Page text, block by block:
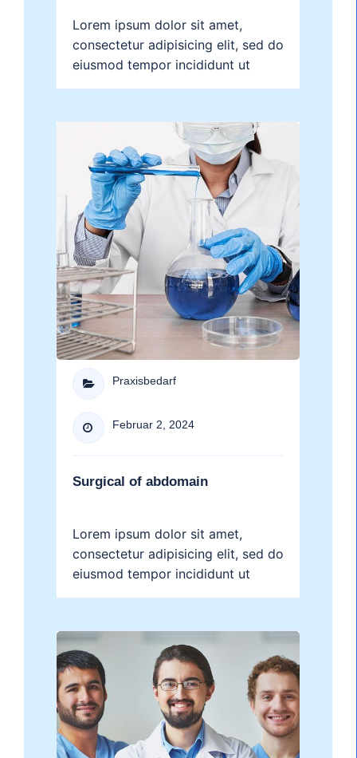
Lorem ipsum dolor sit amet,
consectetur adipisicing elit, sed do
eiusmod tempor incididunt ut
labore et dolore magna aliqua....
 Praxisbedarf
 Februar 2, 2024
Surgical of abdomain
Lorem ipsum dolor sit amet,
consectetur adipisicing elit, sed do
eiusmod tempor incididunt ut
labore et dolore magna aliqua....